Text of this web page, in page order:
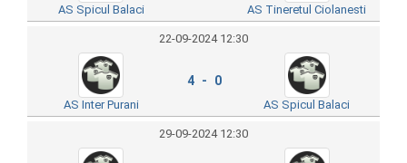
AS Spicul Balaci AS Tineretul Ciolanesti
22-09-2024 12:30
AS Inter Purani
4 - 0
AS Spicul Balaci
29-09-2024 12:30